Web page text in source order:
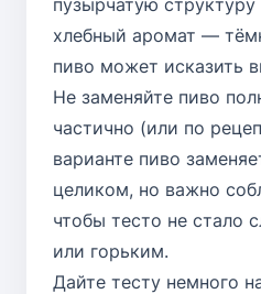
хлебный аромат —
пиво может исказить
Не заменяйте пиво
частично (или по
варианте пиво
целиком, но важно
чтобы тесто не стало
или горьким.
Дайте тесту немного